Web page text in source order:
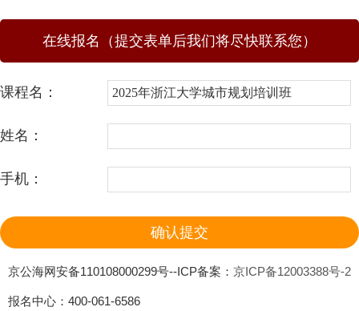
在线报名（提交表单后我们将尽快联系您）
课程名：
姓名：
手机：
京公海网安备110108000299号--ICP备案： 京ICP备12003388号-2
报名中心：400-061-6586